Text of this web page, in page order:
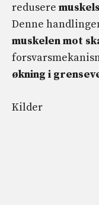
redusere
Denne
muskelen mot
økning i
Kilder